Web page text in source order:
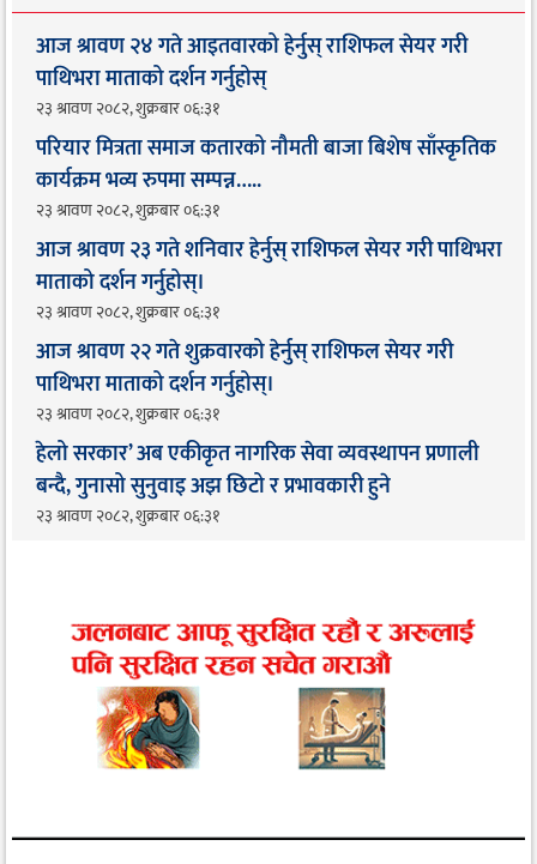
आज श्रावण २४ गते आइतवारको हेर्नुस् राशिफल सेयर गरी
पाथिभरा माताको दर्शन गर्नुहोस्
२३ श्रावण २०८२, शुक्रबार ०६:३१
परियार मित्रता समाज कतारको नौमती बाजा बिशेष साँस्कृतिक
कार्यक्रम भव्य रुपमा सम्पन्न…..
२३ श्रावण २०८२, शुक्रबार ०६:३१
आज श्रावण २३ गते शनिवार हेर्नुस् राशिफल सेयर गरी पाथिभरा
माताको दर्शन गर्नुहोस्।
२३ श्रावण २०८२, शुक्रबार ०६:३१
आज श्रावण २२ गते शुक्रवारको हेर्नुस् राशिफल सेयर गरी
पाथिभरा माताको दर्शन गर्नुहोस्।
२३ श्रावण २०८२, शुक्रबार ०६:३१
हेलो सरकार’ अब एकीकृत नागरिक सेवा व्यवस्थापन प्रणाली
बन्दै, गुनासो सुनुवाइ अझ छिटो र प्रभावकारी हुने
२३ श्रावण २०८२, शुक्रबार ०६:३१